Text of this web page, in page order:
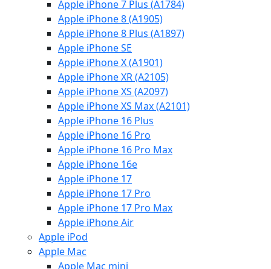
Apple iPhone 7 Plus (A1784)
Apple iPhone 8 (A1905)
Apple iPhone 8 Plus (A1897)
Apple iPhone SE
Apple iPhone X (A1901)
Apple iPhone XR (A2105)
Apple iPhone XS (A2097)
Apple iPhone XS Max (A2101)
Apple iPhone 16 Plus
Apple iPhone 16 Pro
Apple iPhone 16 Pro Max
Apple iPhone 16e
Apple iPhone 17
Apple iPhone 17 Pro
Apple iPhone 17 Pro Max
Apple iPhone Air
Apple iPod
Apple Mac
Apple Mac mini